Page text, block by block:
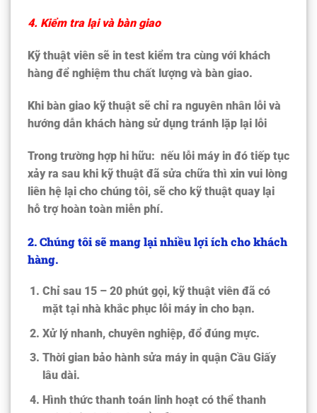
4. Kiểm tra lại và bàn giao
Kỹ thuật viên sẽ in test kiểm tra cùng với khách
hàng để nghiệm thu chất lượng và bàn giao.
Khi bàn giao kỹ thuật sẽ chỉ ra nguyên nhân lỗi và
hướng dẫn khách hàng sử dụng tránh lặp lại lỗi
Trong trường hợp hi hữu: nếu lỗi máy in đó tiếp tục
xảy ra sau khi kỹ thuật đã sửa chữa thì xin vui lòng
liên hệ lại cho chúng tôi, sẽ cho kỹ thuật quay lại
hỗ trợ hoàn toàn miễn phí.
2. Chúng tôi sẽ mang lại nhiều lợi ích cho khách
hàng.
Chỉ sau 15 – 20 phút gọi, kỹ thuật viên đã có
mặt tại nhà khắc phục lỗi máy incho bạn.
Xử lý nhanh, chuyên nghiệp, đổ đúng mực.
Thời gian bảo hành sửa máy in quận Cầu Giấy
lâu dài.
Hình thức thanh toán linh hoạt có thể thanh